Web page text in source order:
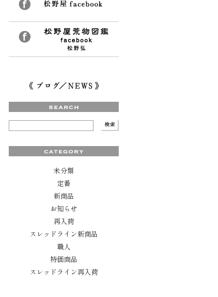
未分類
定番
新商品
お知らせ
再入荷
スレッドライン新商品
職人
特価商品
スレッドライン再入荷